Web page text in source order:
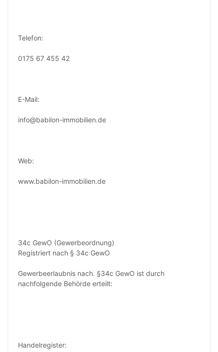
Telefon:
0175 67 455 42
E-Mail:
info@babilon-immobilien.de
Web:
www.babilon-immobilien.de
34c GewO (Gewerbeordnung)
Registriert nach § 34c GewO
Gewerbeerlaubnis nach. §34c GewO ist durch
nachfolgende Behörde erteilt:
Handelregister: